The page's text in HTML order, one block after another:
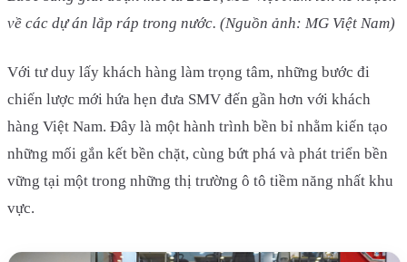
về các dự án lắp ráp trong nước. (Nguồn ảnh: MG Việt Nam)
Với tư duy lấy khách hàng làm trọng tâm, những bước đi
chiến lược mới hứa hẹn đưa SMV đến gần hơn với khách
hàng Việt Nam. Đây là một hành trình bền bỉ nhằm kiến tạo
những mối gắn kết bền chặt, cùng bứt phá và phát triển bền
vững tại một trong những thị trường ô tô tiềm năng nhất khu
vực.